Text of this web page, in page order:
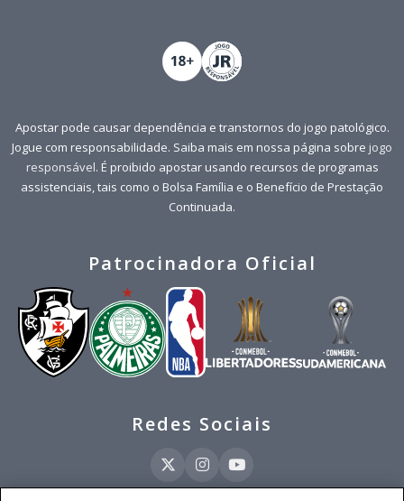
Apostar pode causar dependência e transtornos do jogo patológico.
Jogue com responsabilidade. Saiba mais em nossa página sobre jogo
responsável. É proibido apostar usando recursos de programas
assistenciais, tais como o Bolsa Família e o Benefício de Prestação
Continuada.
Patrocinadora Oficial
Redes Sociais